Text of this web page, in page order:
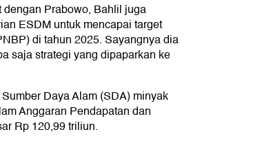
Prabowo, Bahlil juga
ESDM untuk mencapai target
di tahun 2025. Sayangnya dia
saja strategi yang dipaparkan ke
Daya Alam (SDA) minyak
Anggaran Pendapatan dan
Rp 120,99 triliun.